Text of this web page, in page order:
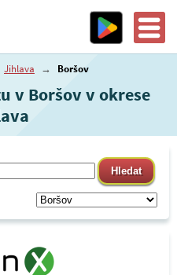
Jihlava → Boršov
v Boršov v okrese